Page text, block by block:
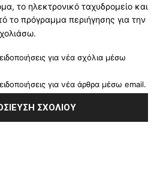
το ηλεκτρονικό ταχυδρομείο και
το πρόγραμμα περιήγησης για την
για νέα σχόλια μέσω
για νέα άρθρα μέσω email.